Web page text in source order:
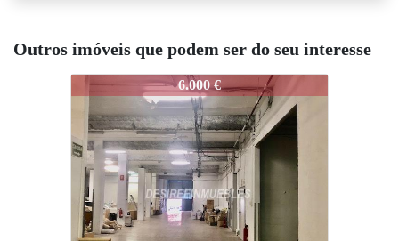
Outros imóveis que podem ser do seu interesse
3059-VARADEQUART
6.000 €
3059-VARADEQUART
6.000 €